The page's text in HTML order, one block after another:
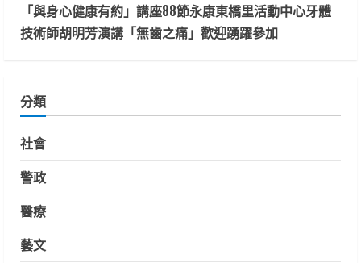
「與身心健康有約」講座88節永康東橋里活動中心牙體
技術師胡明芳演講「無齒之痛」歡迎踴躍參加
分類
社會
警政
醫療
藝文